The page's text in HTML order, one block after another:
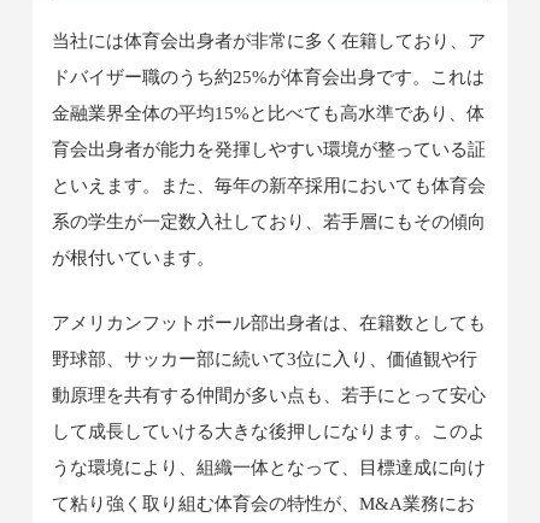
当社には体育会出身者が非常に多く在籍しており、ア
ドバイザー職のうち約25%が体育会出身です。これは
金融業界全体の平均15%と比べても高水準であり、体
育会出身者が能力を発揮しやすい環境が整っている証
といえます。また、毎年の新卒採用においても体育会
系の学生が一定数入社しており、若手層にもその傾向
が根付いています。
アメリカンフットボール部出身者は、在籍数としても
野球部、サッカー部に続いて3位に入り、価値観や行
動原理を共有する仲間が多い点も、若手にとって安心
して成長していける大きな後押しになります。このよ
うな環境により、組織一体となって、目標達成に向け
て粘り強く取り組む体育会の特性が、M&A業務にお